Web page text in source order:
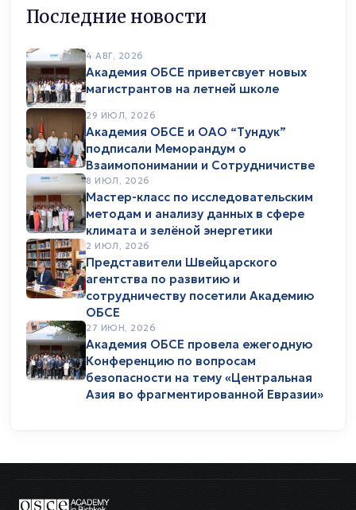
Последние новости
4 АВГ, 2026
Академия ОБСЕ приветсвует новых
магистрантов на летней школе
29 ИЮЛ, 2026
Академия ОБСЕ и ОАО “Тундук”
подписали Меморандум о
Взаимопонимании и Сотрудничистве
8 ИЮЛ, 2026
Мастер-класс по исследовательским
методам и анализу данных в сфере
климата и зелёной энергетики
2 ИЮЛ, 2026
Представители Швейцарского
агентства по развитию и
сотрудничеству посетили Академию
ОБСЕ
27 ИЮН, 2026
Академия ОБСЕ провела ежегодную
Конференцию по вопросам
безопасности на тему «Центральная
Азия во фрагментированной Евразии»